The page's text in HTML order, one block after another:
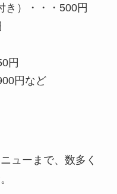
き）・・・500円
円
円など
ューまで、数多く